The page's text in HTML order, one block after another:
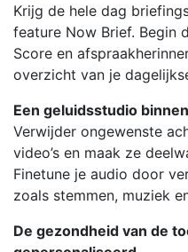
Krijg de hele dag
feature Now Brief. Begin
Score en
overzicht van je
Een geluidsstudio
Verwijder ongewenste
video’s en maak ze
Finetune je audio door
zoals stemmen, muziek
De gezondheid van de